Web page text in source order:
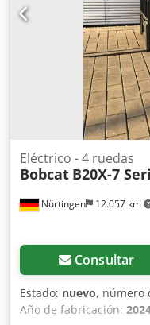
Nürtingen 12.057 km
Eléctrico - 4 ruedas
Bobcat B20X-7
Consultar
Estado: nuevo, número
Año de fabricación: